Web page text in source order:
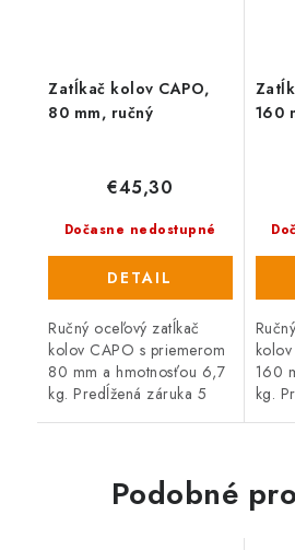
Zatĺkač kolov CAPO,
80 mm, ručný
Dočasne nedostupné
€45,30
DETAIL
Ručný oceľový zatĺkač
kolov CAPO s priemerom
80 mm a hmotnosťou 6,7
kg. Predĺžená záruka 5
novo vysadených...
160
160
kg.
Podobné